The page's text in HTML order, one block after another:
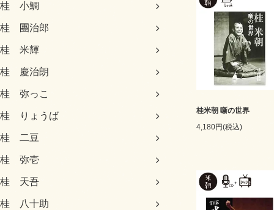
桂 小鯛
桂 團治郎
桂 米輝
桂 慶治朗
桂 弥っこ
桂 りょうば
桂 二豆
桂 弥壱
桂 天吾
桂 八十助
桂米朝 噺の世界
4,180円(税込)